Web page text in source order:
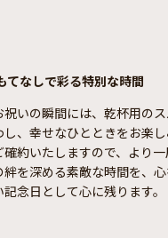
てなしで彩る特別な時間
祝いの瞬間には、乾杯用の
し、幸せなひとときをお楽
確約いたしますので、より
絆を深める素敵な時間を、
念日として心に残ります。